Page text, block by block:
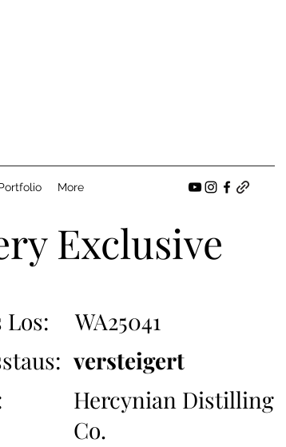
More
Exclusive
WA25041
versteigert
Hercynian Distilling
Co.